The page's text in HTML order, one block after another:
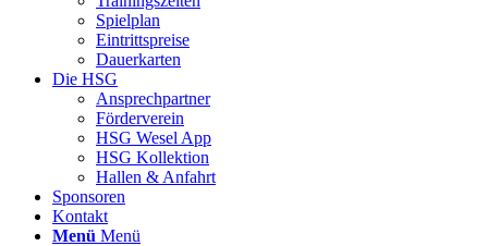
Spielplan
Eintrittspreise
Dauerkarten
Die HSG
Ansprechpartner
Förderverein
HSG Wesel App
HSG Kollektion
Hallen & Anfahrt
Sponsoren
Kontakt
Menü Menü